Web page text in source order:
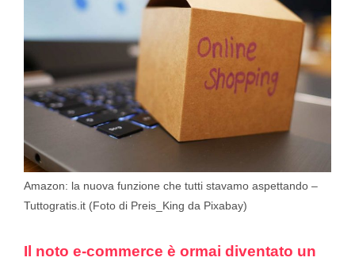
Amazon: la nuova funzione che tutti stavamo aspettando –
Tuttogratis.it (Foto di Preis_King da Pixabay)
Il noto e-commerce è ormai diventato un